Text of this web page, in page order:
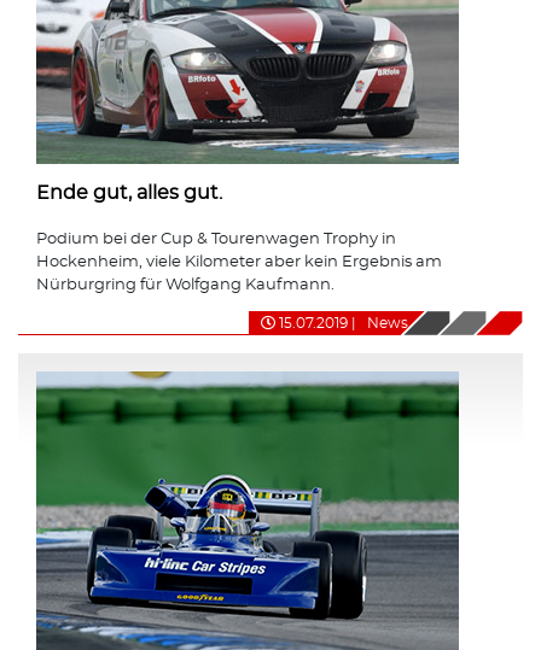
Ende gut, alles gut.
Podium bei der Cup & Tourenwagen Trophy in
Hockenheim, viele Kilometer aber kein Ergebnis am
Nürburgring für Wolfgang Kaufmann.
15.07.2019 News